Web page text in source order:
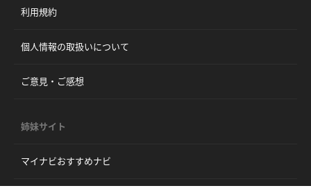
利用規約
個人情報の取扱いについて
ご意見・ご感想
姉妹サイト
マイナビおすすめナビ